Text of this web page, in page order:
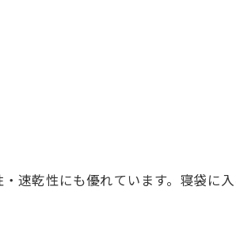
速乾性にも優れています。寝袋に